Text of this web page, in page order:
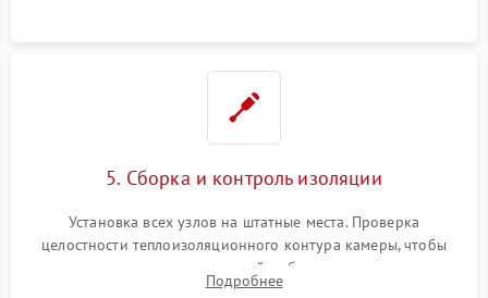
5. Сборка и контроль изоляции
Установка всех узлов на штатные места. Проверка
целостности теплоизоляционного контура камеры, чтобы
исключить перегрев кухонной мебели и потерю тепла.
Надежная фиксация клемм и сборка корпуса шкафа.
Подробнее